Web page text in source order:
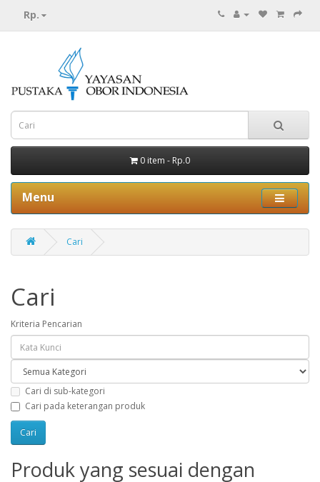
Rp.
0 item - Rp.0
Menu
Cari
Cari
Kriteria Pencarian
Cari di sub-kategori
Cari pada keterangan produk
Produk yang sesuai dengan